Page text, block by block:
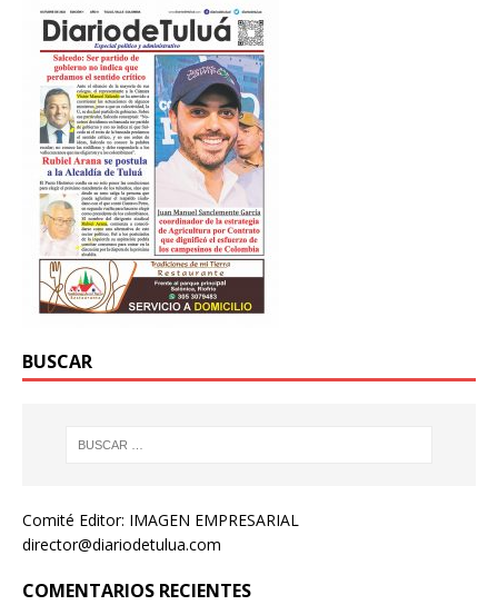
BUSCAR
Comité Editor: IMAGEN EMPRESARIAL
director@diariodetulua.com
COMENTARIOS RECIENTES